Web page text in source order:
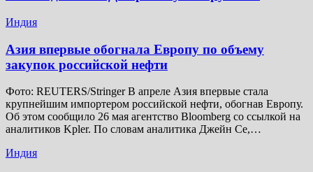
Индия
Азия впервые обогнала Европу по объему
закупок российской нефти
Фото: REUTERS/Stringer В апреле Азия впервые стала
крупнейшим импортером российской нефти, обогнав Европу.
Об этом сообщило 26 мая агентство Bloomberg со ссылкой на
аналитиков Kpler. По словам аналитика Джейн Се,…
Индия